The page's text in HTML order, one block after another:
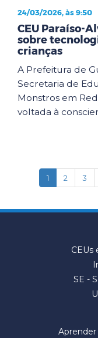
24/03/2026, às 9:50
CEU Paraíso-
sobre
crianças
A Prefeitura de
Secretaria de
Monstros em
voltada à
1(current)
2 3
CEUs
SE -